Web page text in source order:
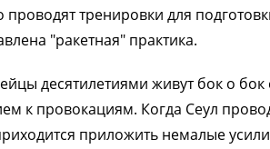
проводят тренировки для
"ракетная" практика.
десятилетиями живут бок о бок
к провокациям. Когда Сеул
приложить немалые